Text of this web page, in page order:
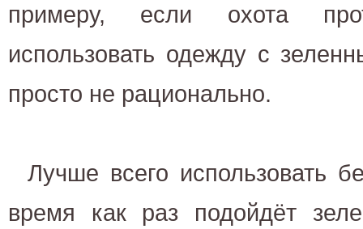
примеру, если охота
использовать одежду с
просто не рационально.
Лучше всего использовать
время как раз подойдёт